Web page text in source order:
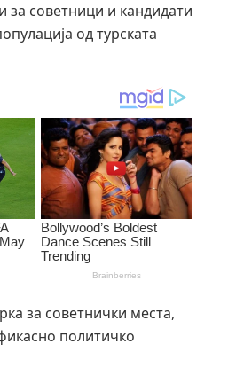
за советници и кандидати
од турската
за советнички места,
политичко